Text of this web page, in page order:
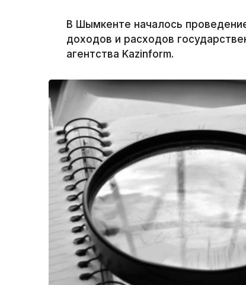
В Шымкенте началось
доходов и расходов
агентства Kazinform.